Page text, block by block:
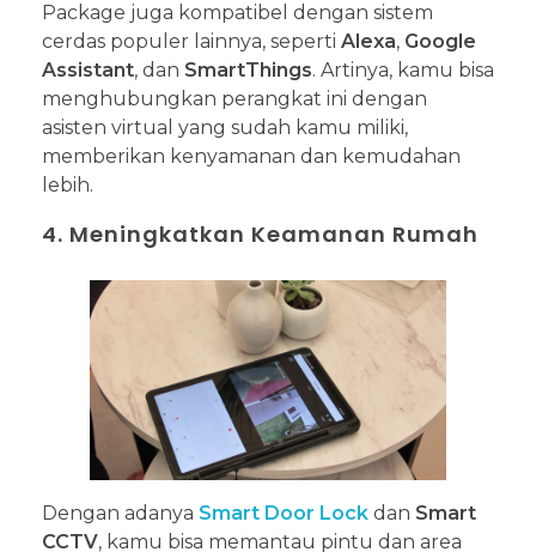
Package juga kompatibel dengan sistem
cerdas populer lainnya, seperti Alexa, Google
Assistant, dan SmartThings. Artinya, kamu bisa
menghubungkan perangkat ini dengan
asisten virtual yang sudah kamu miliki,
memberikan kenyamanan dan kemudahan
lebih.
4. Meningkatkan Keamanan Rumah
Dengan adanya Smart Door Lock dan Smart
CCTV, kamu bisa memantau pintu dan area